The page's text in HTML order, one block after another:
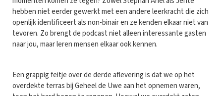
hebben niet eerder gewerkt met een andere leerkracht die zich
openlijk identificeert als non-binair en ze kenden elkaar niet van
tevoren. Zo brengt de podcast niet alleen interessante gasten
naar jou, maar leren mensen elkaar ook kennen.
Een grappig feitje over de derde aflevering is dat we op het
overdekte terras bij Geheel de Uwe aan het opnemen waren,